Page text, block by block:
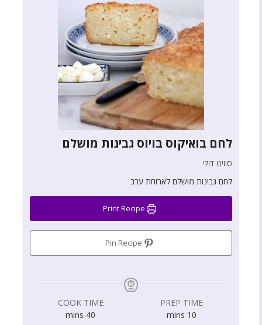
לחם בואיקוס בויוס גבינות מושלם
סוויט דולי
לחם גבינות מושלם לארוחת ערב
PREP TIME
10
mins
COOK TIME
40
mins